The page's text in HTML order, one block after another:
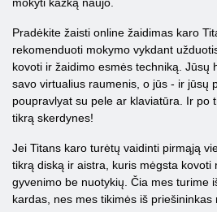
Pradėkite žaisti online žaidimas karo
rekomenduoti mokymo vykdant
kovoti ir žaidimo esmės techniką. Jūsų
savo virtualius raumenis, o jūs - ir jūsų
poupravlyat su pele ar klaviatūra. Ir po
tikrą skerdynes!
Jei Titans karo turėtų vaidinti pirmąją
tikrą diską ir aistra, kuris mėgsta kovoti
gyvenimo be nuotykių. Čia mes turime
kardas, nes mes tikimės iš priešininkas